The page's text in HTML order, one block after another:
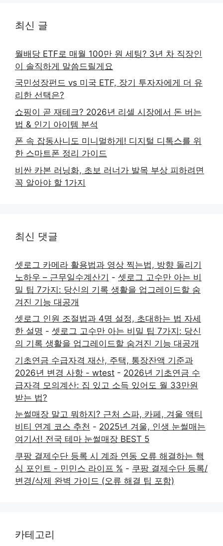
최신 글
월배당 ETF로 매월 100만 원 세팅? 3년 차 직장인
이 솔직하게 말씀드릴게요
국민성장펀드 vs 미국 ETF, 장기 투자자에게 더 유
리한 선택은?
쇼핑이 곧 재테크? 2026년 리셀 시장에서 돈 버는
법 & 인기 아이템 분석
폰 속 잡동사니도 미니멀하게! 디지털 디톡스를 위
한 스마트폰 정리 가이드
비싼 카본 러닝화, 초보 러너가 발목 부상 피하려면
꼭 알아야 할 1가지
최신 댓글
셋로그 카메라 활용법과 영상 찍는법, 방향 돌리기
노하우 – 근무일수계산기 - 셋로그 고수만 아는 비
밀 팁 7가지: 당신의 기록 생활을 업그레이드할 숨
겨진 기능 대공개
셋로그 인원 조절법과 4명 설정, 초대하는 법 자세
한 설명 - 셋로그 고수만 아는 비밀 팁 7가지: 당신
의 기록 생활을 업그레이드할 숨겨진 기능 대공개
기초연금 수급자격 재산, 주택, 통장잔액 기준과
2026년 변경 사항 - wtest - 2026년 기초연금 수
급자격 모의계산: 집 있고 소득 있어도 월 33만원
받는 법?
눈썰매장 말고 뭐하지? 근처 스파, 카페, 겨울 액티
비티 연계 코스 추천 - 2025년 겨울, 인생 눈썰매는
여기서! 전국 테마 눈썰매장 BEST 5
쿠팡 결제수단 등록 시 계좌 연동 오류 해결하는 핵
심 포인트 - 민민스 라이프 % - 쿠팡 결제수단 등록/
변경/삭제 완벽 가이드 (오류 해결 팁 포함)
카테고리